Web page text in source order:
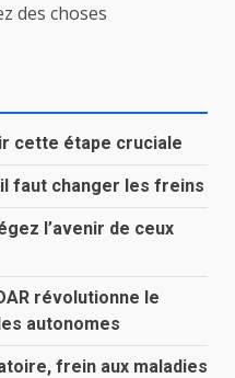
des choses
cette étape cruciale
faut changer les freins
l’avenir de ceux
révolutionne le
autonomes
frein aux maladies